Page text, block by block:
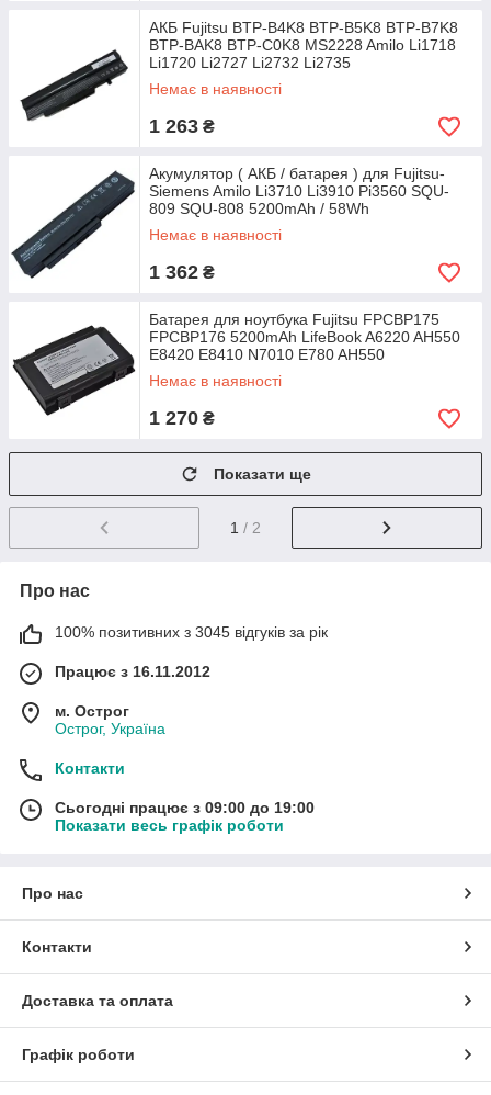
АКБ Fujitsu BTP-B4K8 BTP-B5K8 BTP-B7K8
BTP-BAK8 BTP-C0K8 MS2228 Amilo Li1718
Li1720 Li2727 Li2732 Li2735
Немає в наявності
1 263 ₴
Акумулятор ( АКБ / батарея ) для Fujitsu-
Siemens Amilo Li3710 Li3910 Pi3560 SQU-
809 SQU-808 5200mAh / 58Wh
Немає в наявності
1 362 ₴
Батарея для ноутбука Fujitsu FPCBP175
FPCBP176 5200mAh LifeBook A6220 AH550
E8420 E8410 N7010 E780 AH550
Немає в наявності
1 270 ₴
Показати ще
1 / 2
Про нас
100% позитивних з 3045 відгуків за рік
Працює з 16.11.2012
м. Острог
Острог, Україна
Контакти
Сьогодні працює з 09:00 до 19:00
Показати весь графік роботи
Про нас
Контакти
Доставка та оплата
Графік роботи